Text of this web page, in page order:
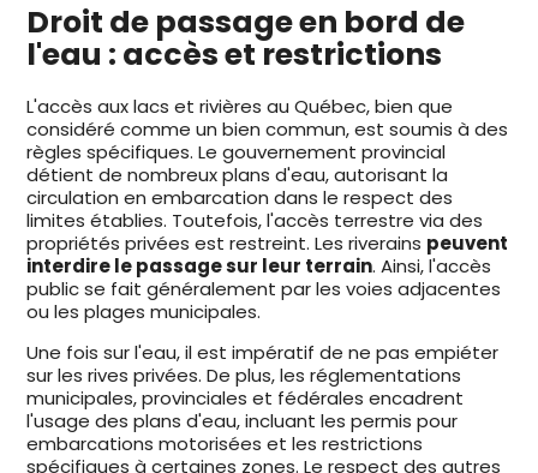
Droit de passage en bord de
l'eau : accès et restrictions
L'accès aux lacs et rivières au Québec, bien que
considéré comme un bien commun, est soumis à des
règles spécifiques. Le gouvernement provincial
détient de nombreux plans d'eau, autorisant la
circulation en embarcation dans le respect des
limites établies. Toutefois, l'accès terrestre via des
propriétés privées est restreint. Les riverains peuvent
interdire le passage sur leur terrain. Ainsi, l'accès
public se fait généralement par les voies adjacentes
ou les plages municipales.
Une fois sur l'eau, il est impératif de ne pas empiéter
sur les rives privées. De plus, les réglementations
municipales, provinciales et fédérales encadrent
l'usage des plans d'eau, incluant les permis pour
embarcations motorisées et les restrictions
spécifiques à certaines zones. Le respect des autres